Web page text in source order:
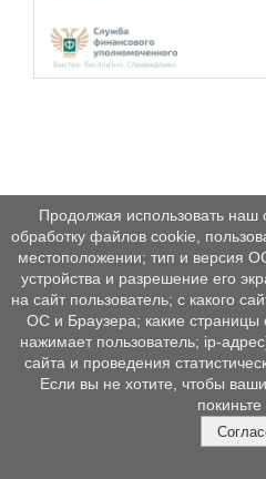
Продолжая использовать наш
обработку файлов cookie,
местоположении; тип и версия
устройства и разрешение его
на сайт пользователь; с какого
ОС и Браузера; какие страницы
нажимает пользователь; ip-
сайта и проведения
Если вы не хотите, чтобы
покиньте